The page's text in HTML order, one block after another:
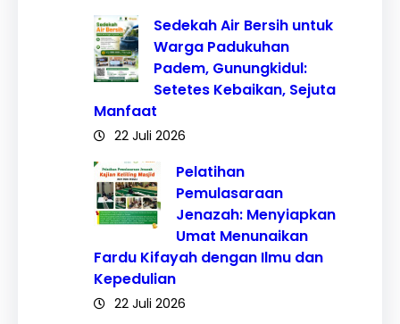
Sedekah Air Bersih untuk
Warga Padukuhan
Padem, Gunungkidul:
Setetes Kebaikan, Sejuta
Manfaat
22 Juli 2026
Pelatihan
Pemulasaraan
Jenazah: Menyiapkan
Umat Menunaikan
Fardu Kifayah dengan Ilmu dan
Kepedulian
22 Juli 2026